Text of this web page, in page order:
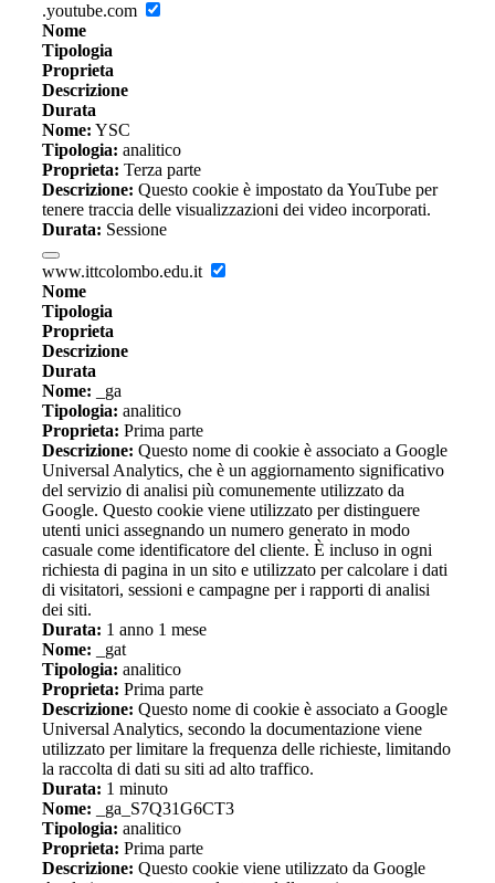
.youtube.com
Nome
Tipologia
Proprieta
Descrizione
Durata
Nome: YSC
Tipologia: analitico
Proprieta: Terza parte
Descrizione: Questo cookie è impostato da YouTube per
tenere traccia delle visualizzazioni dei video incorporati.
Durata: Sessione
www.ittcolombo.edu.it
Nome
Tipologia
Proprieta
Descrizione
Durata
Nome: _ga
Tipologia: analitico
Proprieta: Prima parte
Descrizione: Questo nome di cookie è associato a Google
Universal Analytics, che è un aggiornamento significativo
del servizio di analisi più comunemente utilizzato da
Google. Questo cookie viene utilizzato per distinguere
utenti unici assegnando un numero generato in modo
casuale come identificatore del cliente. È incluso in ogni
richiesta di pagina in un sito e utilizzato per calcolare i dati
di visitatori, sessioni e campagne per i rapporti di analisi
dei siti.
Durata: 1 anno 1 mese
Nome: _gat
Tipologia: analitico
Proprieta: Prima parte
Descrizione: Questo nome di cookie è associato a Google
Universal Analytics, secondo la documentazione viene
utilizzato per limitare la frequenza delle richieste, limitando
la raccolta di dati su siti ad alto traffico.
Durata: 1 minuto
Nome: _ga_S7Q31G6CT3
Tipologia: analitico
Proprieta: Prima parte
Descrizione: Questo cookie viene utilizzato da Google